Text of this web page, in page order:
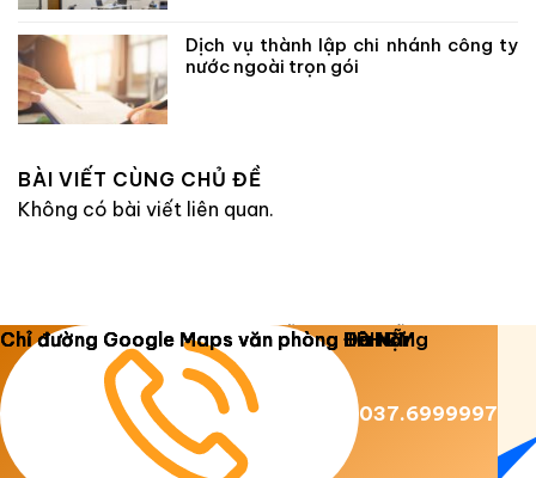
Dịch vụ thành lập chi nhánh công ty
nước ngoài trọn gói
BÀI VIẾT CÙNG CHỦ ĐỀ
Không có bài viết liên quan.
Copyright 2026 © Luật Dương Gia